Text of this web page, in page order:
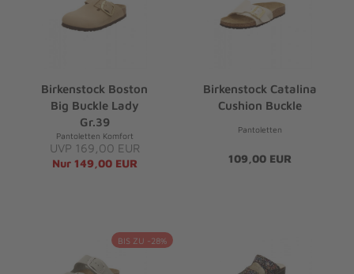
Birkenstock Boston
Big Buckle Lady
Gr.39
Pantoletten Komfort
UVP 169,00 EUR
Nur 149,00 EUR
Birkenstock Catalina
Cushion Buckle
Pantoletten
109,00 EUR
BIS ZU -28%